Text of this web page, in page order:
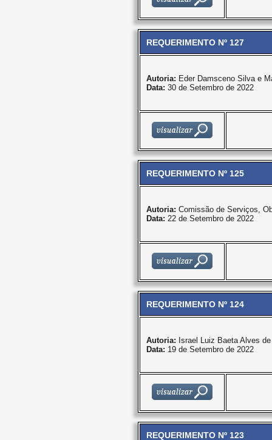
REQUERIMENTO Nº 127
Autoria: Eder Damsceno Silva e
Data: 30 de Setembro de 2022
REQUERIMENTO Nº 125
Autoria: Comissão de Serviços,
Data: 22 de Setembro de 2022
REQUERIMENTO Nº 124
Autoria: Israel Luiz Baeta Alves
Data: 19 de Setembro de 2022
REQUERIMENTO Nº 123